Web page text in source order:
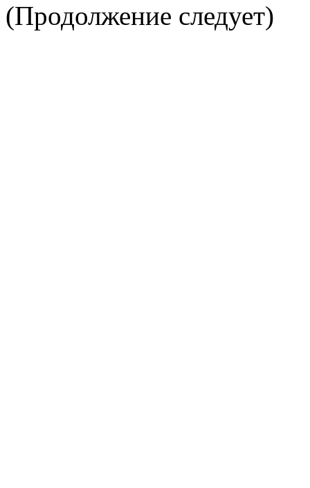
(Продолжение следует)